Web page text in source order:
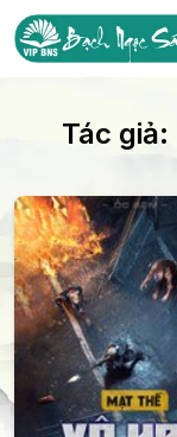
Tác giả: